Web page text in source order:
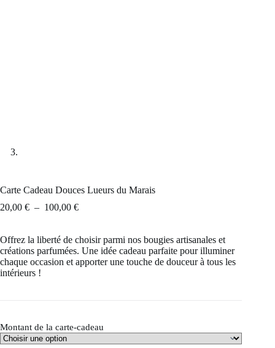
Carte Cadeau Douces Lueurs du Marais
20,00 € – 100,00 €Plage
20,00 €
à
100,00 €
Offrez la liberté de choisir parmi nos bougies artisanales et
créations parfumées. Une idée cadeau parfaite pour illuminer
chaque occasion et apporter une touche de douceur à tous les
intérieurs !
Montant de la carte-cadeau